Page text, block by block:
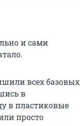
и сами
всех базовых
в
в пластиковые
просто